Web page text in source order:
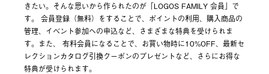
きたい。そんな思いから作られたのが「LOGOS FAMILY 会員」で
す。 会員登録（無料）をすることで、ポイントの利用、購入商品の
管理、イベント参加への申込など、さまざまな特典を受けられま
す。また、 有料会員になることで、お買い物時に10%OFF、最新セ
レクションカタログ引換クーポンのプレゼントなど、さらにお得な
特典が受けられます。